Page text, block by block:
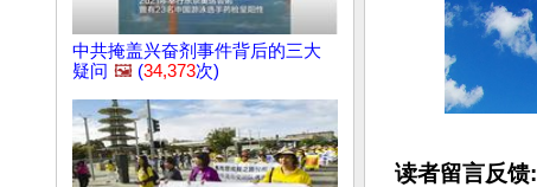
中共掩盖兴奋剂事件背后的三大
疑问 🖼️ (34,373次)
读者留言反馈: